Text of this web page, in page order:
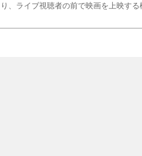
、ライブ視聴者の前で映画を上映する